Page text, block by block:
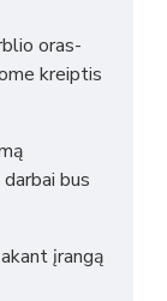
oras-
kreiptis
bus
įrangą